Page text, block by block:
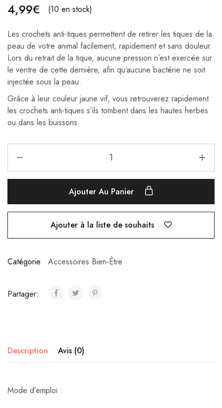
4,99€ (10 en stock)
Les crochets anti-tiques permettent de retirer les tiques de la
peau de votre animal facilement, rapidement et sans douleur.
Lors du retrait de la tique, aucune pression n’est exercée sur
le ventre de cette dernière, afin qu’aucune bactérie ne soit
injectée sous la peau.
Grâce à leur couleur jaune vif, vous retrouverez rapidement
les crochets anti-tiques s’ils tombent dans les hautes herbes
ou dans les buissons.
Ajouter Au Panier
Ajouter à la liste de souhaits
Catégorie Accessoires Bien-Être
Partager:
Description Avis (0)
Mode d’emploi :